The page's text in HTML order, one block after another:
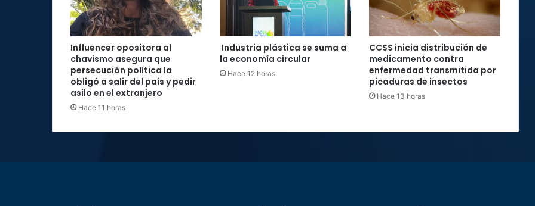
Influencer opositora al
chavismo asegura que
persecución política la
obligó a salir del país y pedir
asilo en el extranjero
Hace 11 horas
Industria plástica se suma a
la economía circular
Hace 12 horas
CCSS inicia distribución de
medicamento contra
enfermedad transmitida por
picaduras de insectos
Hace 13 horas